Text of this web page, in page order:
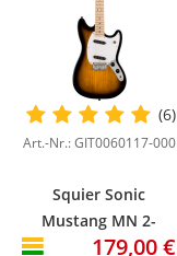
(6)
Art.-Nr.: GIT0060117-000
Squier Sonic
Mustang MN 2-
Color Sunburst
179,00 €